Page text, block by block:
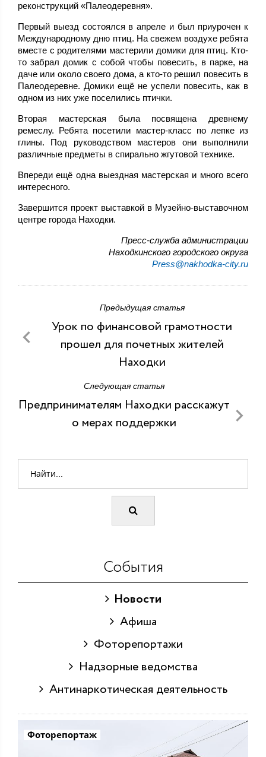
реконструкций «Палеодеревня».
Первый выезд состоялся в апреле и был приурочен к
Международному дню птиц. На свежем воздухе ребята
вместе с родителями мастерили домики для птиц. Кто-
то забрал домик с собой чтобы повесить, в парке, на
даче или около своего дома, а кто-то решил повесить в
Палеодеревне. Домики ещё не успели повесить, как в
одном из них уже поселились птички.
Вторая мастерская была посвящена древнему
ремеслу. Ребята посетили мастер-класс по лепке из
глины. Под руководством мастеров они выполнили
различные предметы в спирально жгутовой технике.
Впереди ещё одна выездная мастерская и много всего
интересного.
Завершится проект выставкой в Музейно-выставочном
центре города Находки.
Пресс-служба администрации
Находкинского городского округа
Press@nakhodka-city.ru
Предыдущая статья
Урок по финансовой грамотности
прошел для почетных жителей
Находки
Следующая статья
Предпринимателям Находки расскажут
о мерах поддержки
События
Новости
Афиша
Фоторепортажи
Надзорные ведомства
Антинаркотическая деятельность
Фоторепортаж